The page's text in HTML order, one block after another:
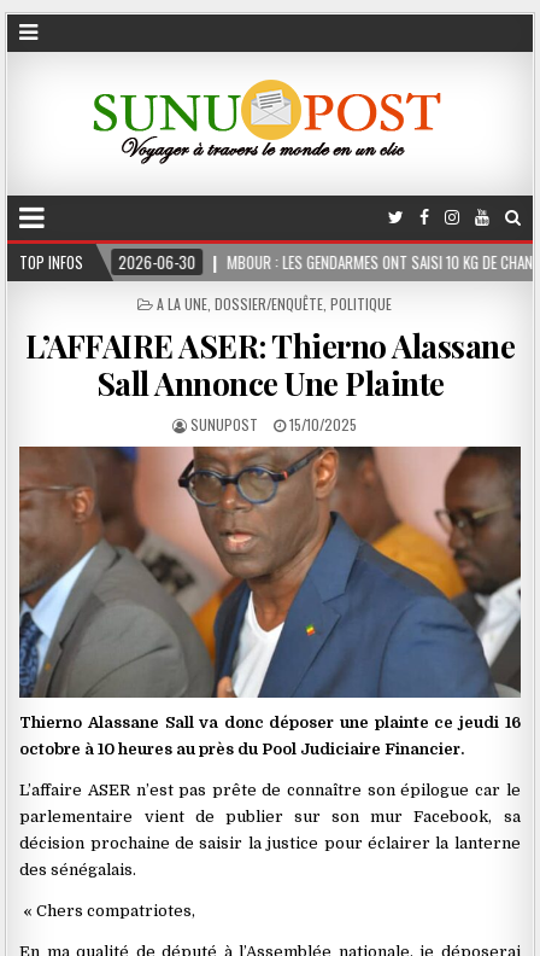
TOP INFOS
2026-06-30 MBOUR : LES GENDARMES ONT SAISI 10 KG DE CHANVRE INDIEN
POSTED
A LA UNE, DOSSIER/ENQUÊTE, POLITIQUE
L’AFFAIRE ASER: Thierno Alassane
Sall Annonce Une Plainte
SUNUPOST 15/10/2025
Thierno Alassane Sall va donc déposer une plainte ce jeudi 16
octobre à 10 heures au près du Pool Judiciaire Financier.
L’affaire ASER n’est pas prête de connaître son épilogue car le
parlementaire vient de publier sur son mur Facebook, sa
décision prochaine de saisir la justice pour éclairer la lanterne
des sénégalais.
« Chers compatriotes,
En ma qualité de député à l’Assemblée nationale, je déposerai